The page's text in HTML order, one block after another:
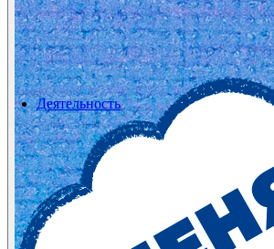
Деятельность